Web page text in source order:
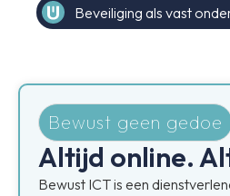
Beveiliging als vast
Bewust geen gedoe
Altijd online.
Bewust ICT is een